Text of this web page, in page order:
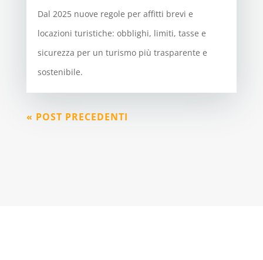
Dal 2025 nuove regole per affitti brevi e
locazioni turistiche: obblighi, limiti, tasse e
sicurezza per un turismo più trasparente e
sostenibile.
« POST PRECEDENTI